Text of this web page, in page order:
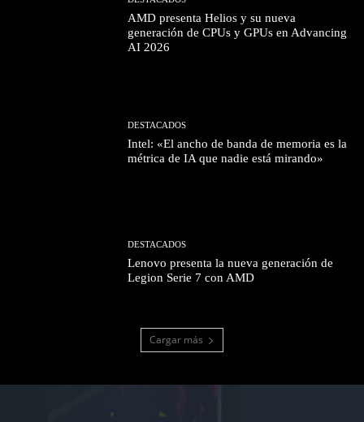
AMD presenta Helios y su nueva
generación de CPUs y GPUs en Advancing
AI 2026
DESTACADOS
Intel: «El ancho de banda de memoria es la
métrica de IA que nadie está mirando»
DESTACADOS
Lenovo presenta la nueva generación de
Legion Serie 7 con AMD
Cargar más